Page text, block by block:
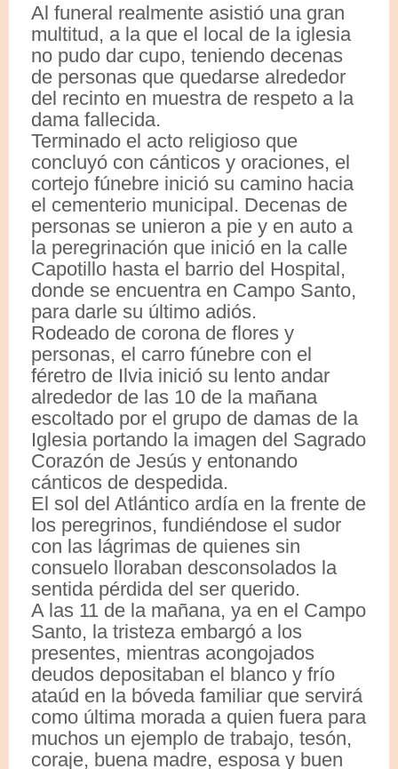
Al funeral realmente asistió una gran
multitud, a la que el local de la iglesia
no pudo dar cupo, teniendo decenas
de personas que quedarse alrededor
del recinto en muestra de respeto a la
dama fallecida.
Terminado el acto religioso que
concluyó con cánticos y oraciones, el
cortejo fúnebre inició su camino hacia
el cementerio municipal. Decenas de
personas se unieron a pie y en auto a
la peregrinación que inició en la calle
Capotillo hasta el barrio del Hospital,
donde se encuentra en Campo Santo,
para darle su último adiós.
Rodeado de corona de flores y
personas, el carro fúnebre con el
féretro de Ilvia inició su lento andar
alrededor de las 10 de la mañana
escoltado por el grupo de damas de la
Iglesia portando la imagen del Sagrado
Corazón de Jesús y entonando
cánticos de despedida.
El sol del Atlántico ardía en la frente de
los peregrinos, fundiéndose el sudor
con las lágrimas de quienes sin
consuelo lloraban desconsolados la
sentida pérdida del ser querido.
A las 11 de la mañana, ya en el Campo
Santo, la tristeza embargó a los
presentes, mientras acongojados
deudos depositaban el blanco y frío
ataúd en la bóveda familiar que servirá
como última morada a quien fuera para
muchos un ejemplo de trabajo, tesón,
coraje, buena madre, esposa y buen